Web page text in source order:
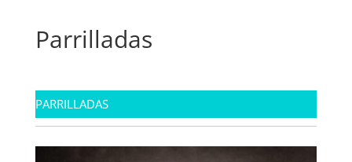
Parrilladas
PARRILLADAS